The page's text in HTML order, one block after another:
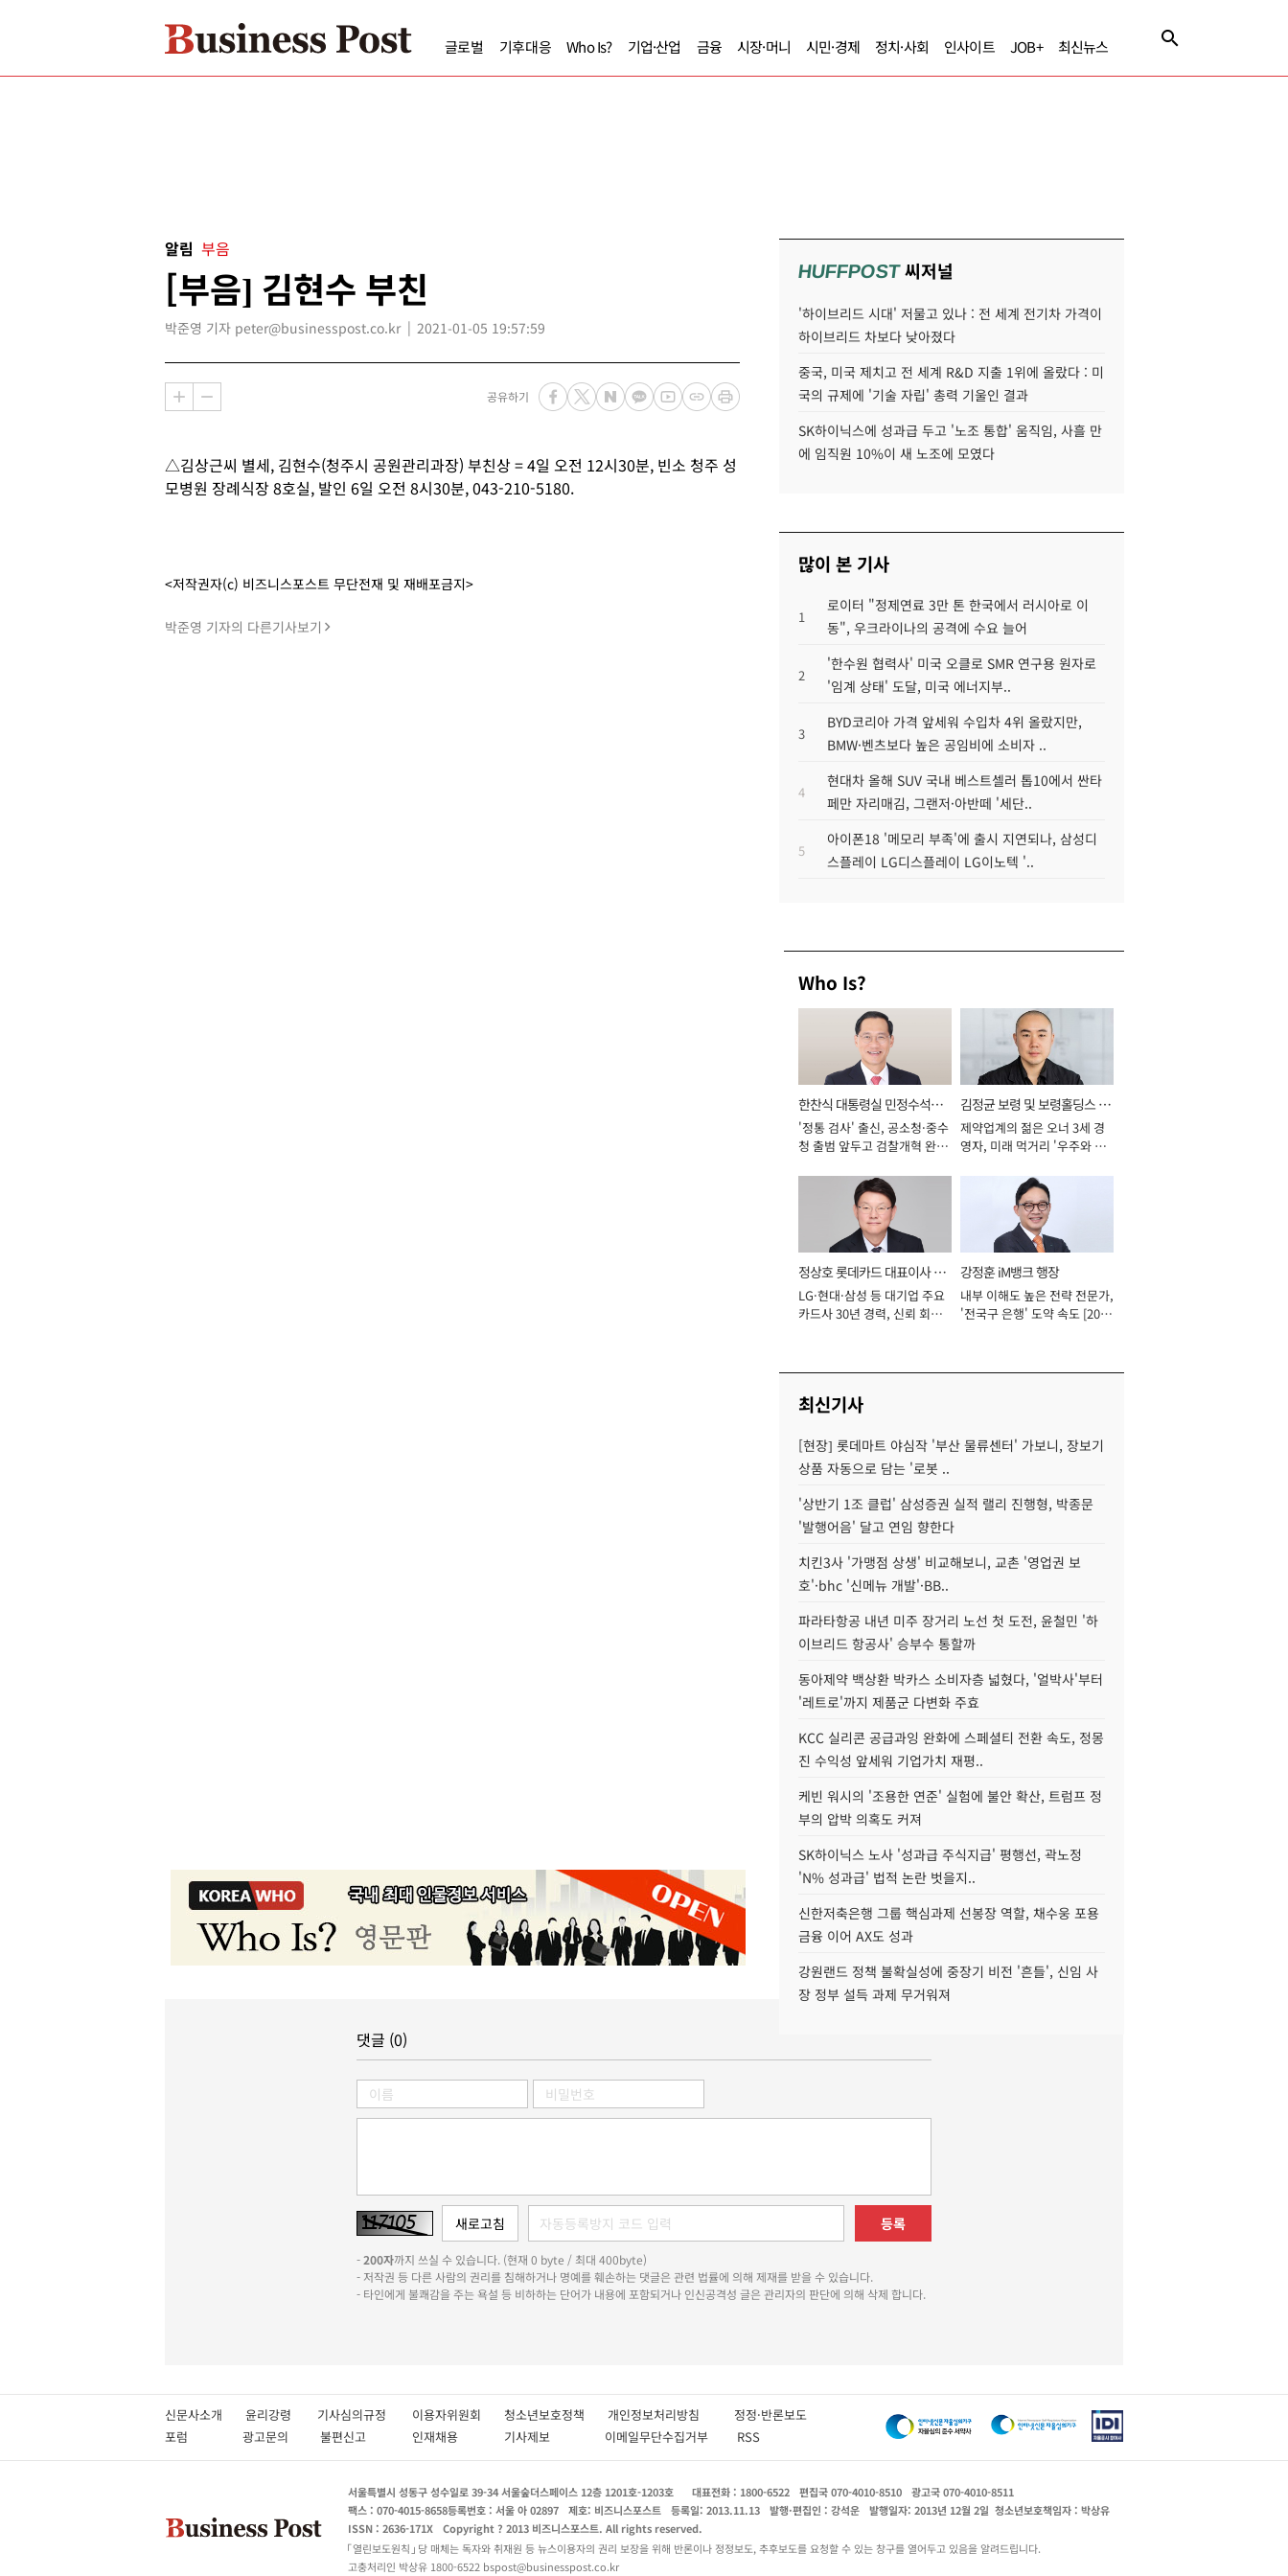
글로벌 기후대응 Who Is? 기업·산업 금융 시장·머니 시민·경제 정치·사회 인사이트 JOB+ 최신뉴스
알림 부음
[부음] 김현수 부친
박준영 기자 peter@businesspost.co.kr 2021-01-05 19:57:59
공유하기
△김상근씨 별세, 김현수(청주시 공원관리과장) 부친상 = 4일 오전 12시30분, 빈소 청주 성
모병원 장례식장 8호실, 발인 6일 오전 8시30분, 043-210-5180.
<저작권자(c) 비즈니스포스트 무단전재 및 재배포금지>
박준영 기자의 다른기사보기
HUFFPOST씨저널
'하이브리드 시대' 저물고 있나 : 전 세계 전기차 가격이
하이브리드 차보다 낮아졌다
중국, 미국 제치고 전 세계 R&D 지출 1위에 올랐다 : 미
국의 규제에 '기술 자립' 총력 기울인 결과
SK하이닉스에 성과급 두고 '노조 통합' 움직임, 사흘 만
에 임직원 10%이 새 노조에 모였다
많이 본 기사
1
로이터 "정제연료 3만 톤 한국에서 러시아로 이
동", 우크라이나의 공격에 수요 늘어
2
'한수원 협력사' 미국 오클로 SMR 연구용 원자로
'임계 상태' 도달, 미국 에너지부..
3
BYD코리아 가격 앞세워 수입차 4위 올랐지만,
BMW·벤츠보다 높은 공임비에 소비자 ..
4
현대차 올해 SUV 국내 베스트셀러 톱10에서 싼타
페만 자리매김, 그랜저·아반떼 '세단..
5
아이폰18 '메모리 부족'에 출시 지연되나, 삼성디
스플레이 LG디스플레이 LG이노텍 '..
Who Is?
한찬식 대통령실 민정수석비
서관
'정통 검사' 출신, 공소청·중수
청 출범 앞두고 검찰개혁 완수
김정균 보령 및 보령홀딩스 대
표이사 사장
제약업계의 젊은 오너 3세 경
영자, 미래 먹거리 '우주와 헬
정상호 롯데카드 대표이사 사
장
LG·현대·삼성 등 대기업 주요
카드사 30년 경력, 신뢰 회복
강정훈 iM뱅크 행장
내부 이해도 높은 전략 전문가,
'전국구 은행' 도약 속도 [2026
최신기사
[현장] 롯데마트 야심작 '부산 물류센터' 가보니, 장보기
상품 자동으로 담는 '로봇 ..
'상반기 1조 클럽' 삼성증권 실적 랠리 진행형, 박종문
'발행어음' 달고 연임 향한다
치킨3사 '가맹점 상생' 비교해보니, 교촌 '영업권 보
호'·bhc '신메뉴 개발'·BB..
파라타항공 내년 미주 장거리 노선 첫 도전, 윤철민 '하
이브리드 항공사' 승부수 통할까
동아제약 백상환 박카스 소비자층 넓혔다, '얼박사'부터
'레트로'까지 제품군 다변화 주효
KCC 실리콘 공급과잉 완화에 스페셜티 전환 속도, 정몽
진 수익성 앞세워 기업가치 재평..
케빈 워시의 '조용한 연준' 실험에 불안 확산, 트럼프 정
부의 압박 의혹도 커져
SK하이닉스 노사 '성과급 주식지급' 평행선, 곽노정
'N% 성과급' 법적 논란 벗을지..
신한저축은행 그룹 핵심과제 선봉장 역할, 채수웅 포용
금융 이어 AX도 성과
강원랜드 정책 불확실성에 중장기 비전 '흔들', 신임 사
장 정부 설득 과제 무거워져
댓글 (0)
등록
-200자까지 쓰실 수 있습니다. (현재 0 byte / 최대 400byte)
- 저작권 등 다른 사람의 권리를 침해하거나 명예를 훼손하는 댓글은 관련 법률에 의해 제재를 받을 수 있습니다.
- 타인에게 불쾌감을 주는 욕설 등 비하하는 단어가 내용에 포함되거나 인신공격성 글은 관리자의 판단에 의해 삭제 합니다.
신문사소개 윤리강령 기사심의규정 이용자위원회 청소년보호정책 개인정보처리방침 정정·반론보도
포럼
광고문의 불편신고 인재채용 기사제보 이메일무단수집거부 RSS
서울특별시 성동구 성수일로 39-34 서울숲더스페이스 12층 1201호-1203호 대표전화 : 1800-6522 편집국 070-4010-8510
광고국 070-4010-8511
팩스 : 070-4015-8658등록번호 : 서울 아 02897 제호: 비즈니스포스트 등록일: 2013.11.13 발행·편집인 : 강석운 발행일자: 2013년 12월 2일 청소년보호책임자 : 박상유
ISSN : 2636-171X
Copyright ? 2013 비즈니스포스트. All rights reserved.
열린보도원칙
당 매체는 독자와 취재원 등 뉴스이용자의 권리 보장을 위해 반론이나 정정보도, 추후보도를 요청할 수 있는 창구를 열어두고 있음을 알려드립니다.
고충처리인 박상유 1800-6522 bspost@businesspost.co.kr